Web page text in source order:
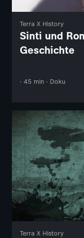
Terra X History
Sinti und
Geschichte
· 45 min · Doku
Terra X History